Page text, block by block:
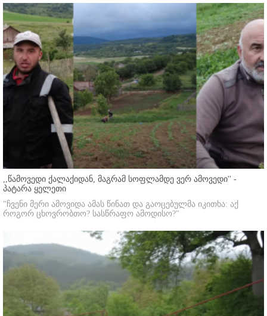
,,წამოვედი ქალაქიდან, მაგრამ სოფლამდე ვერ ამოვედი'' -
პატარა ყელეთი
"ჩვენი მერი ამოვიდა ამას წინათ და გაოცებულმა იკითხა: აქ
როგორ ცხოვრობთო? სასწრაფო ამოდისო?"